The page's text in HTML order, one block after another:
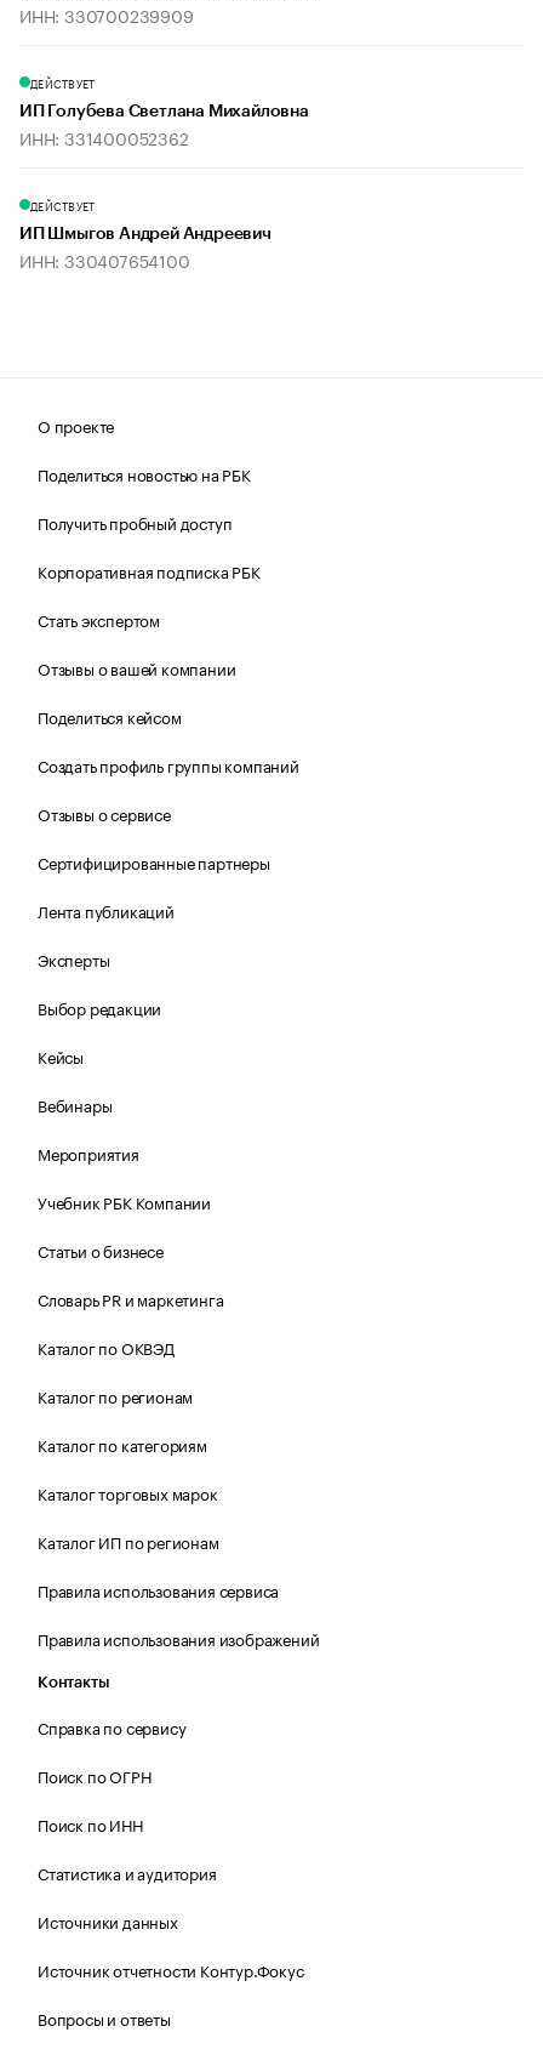
ИНН: 330700239909
ДЕЙСТВУЕТ
ИП Голубева Светлана Михайловна
ИНН: 331400052362
ДЕЙСТВУЕТ
ИП Шмыгов Андрей Андреевич
ИНН: 330407654100
О проекте
Поделиться новостью на РБК
Получить пробный доступ
Корпоративная подписка РБК
Стать экспертом
Отзывы о вашей компании
Поделиться кейсом
Создать профиль группы компаний
Отзывы о сервисе
Сертифицированные партнеры
Лента публикаций
Эксперты
Выбор редакции
Кейсы
Вебинары
Мероприятия
Учебник РБК Компании
Статьи о бизнесе
Словарь PR и маркетинга
Каталог по ОКВЭД
Каталог по регионам
Каталог по категориям
Каталог торговых марок
Каталог ИП по регионам
Правила использования сервиса
Правила использования изображений
Контакты
Справка по сервису
Поиск по ОГРН
Поиск по ИНН
Статистика и аудитория
Источники данных
Источник отчетности Контур.Фокус
Вопросы и ответы